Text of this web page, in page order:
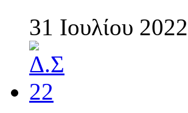
31 Ιουλίου 2022